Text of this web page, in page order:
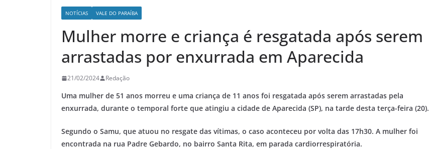
NOTÍCIAS VALE DO PARAÍBA
Mulher morre e criança é resgatada após serem
arrastadas por enxurrada em Aparecida
21/02/2024 Redação
Uma mulher de 51 anos morreu e uma criança de 11 anos foi resgatada após serem arrastadas pela
enxurrada, durante o temporal forte que atingiu a cidade de Aparecida (SP), na tarde desta terça-feira (20).
Segundo o Samu, que atuou no resgate das vítimas, o caso aconteceu por volta das 17h30. A mulher foi
encontrada na rua Padre Gebardo, no bairro Santa Rita, em parada cardiorrespiratória.